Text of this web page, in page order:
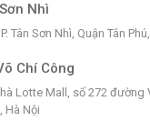
Nhì
Tân Sơn Nhì, Quận Tân
Chí Công
Lotte Mall, số 272 đường
Hà Nội